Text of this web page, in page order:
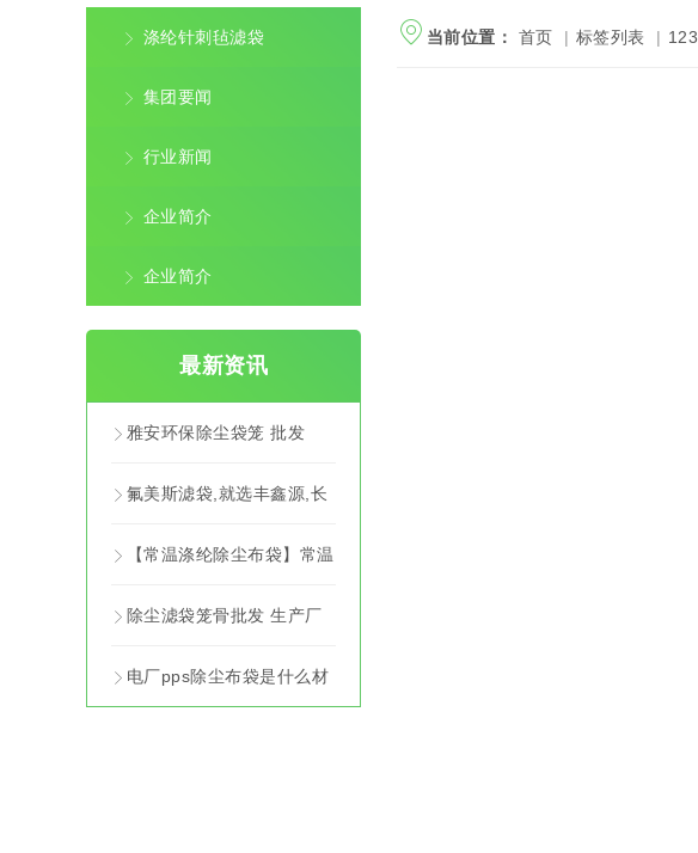
涤纶针刺毡滤袋
集团要闻
行业新闻
企业简介
企业简介
最新资讯
雅安环保除尘袋笼 批发
氟美斯滤袋,就选丰鑫源,长
寿命,除尘效果有保障!
【常温涤纶除尘布袋】常温
涤纶除尘布袋批发
除尘滤袋笼骨批发 生产厂
家 怒江除尘滤袋供应商
电厂pps除尘布袋是什么材
当前位置： 首页 | 标签列表 | 123